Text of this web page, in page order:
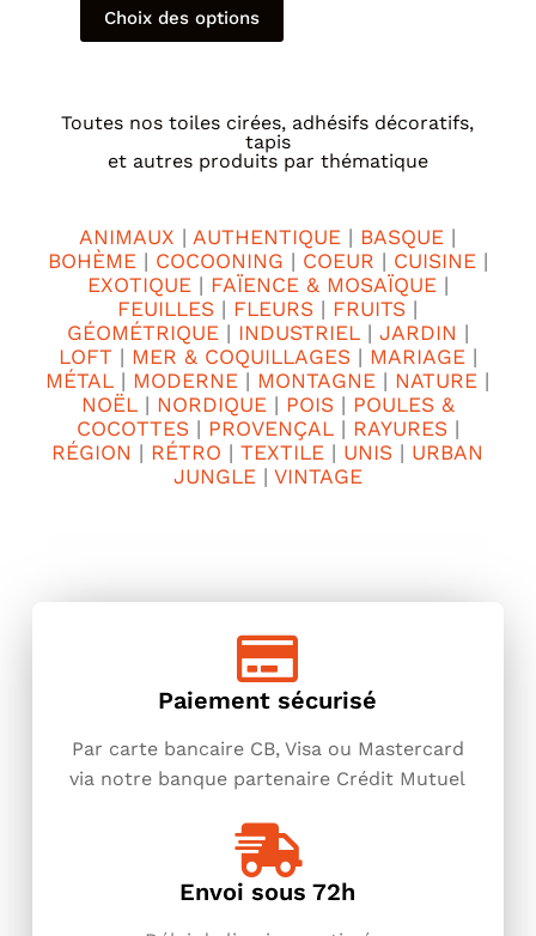
Choix des options
Toutes nos toiles cirées, adhésifs décoratifs,
tapis
et autres produits par thématique
ANIMAUX | AUTHENTIQUE | BASQUE |
BOHÈME | COCOONING | COEUR | CUISINE |
EXOTIQUE | FAÏENCE & MOSAÏQUE |
FEUILLES | FLEURS | FRUITS |
GÉOMÉTRIQUE | INDUSTRIEL| JARDIN |
LOFT | MER & COQUILLAGES| MARIAGE |
MÉTAL | MODERNE | MONTAGNE | NATURE |
NOËL| NORDIQUE | POIS| POULES &
COCOTTES| PROVENÇAL| RAYURES|
RÉGION | RÉTRO |TEXTILE | UNIS | URBAN
JUNGLE | VINTAGE
Paiement sécurisé
Par carte bancaire CB, Visa ou Mastercard
via notre banque partenaire Crédit Mutuel
Envoi sous 72h